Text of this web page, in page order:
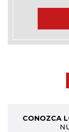
CONOZCA